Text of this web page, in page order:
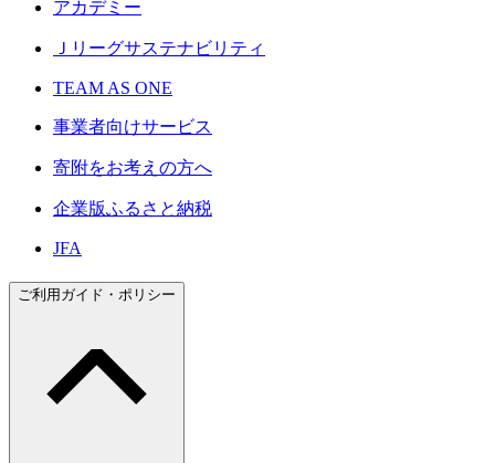
アカデミー
Ｊリーグサステナビリティ
TEAM AS ONE
事業者向けサービス
寄附をお考えの方へ
企業版ふるさと納税
JFA
ご利用ガイド・ポリシー